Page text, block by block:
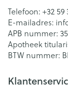
Telefoon: +32 59
E-mailadres:
APB nummer:
Apotheek
BTW nummer: